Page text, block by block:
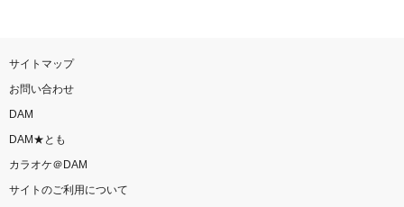
サイトマップ
お問い合わせ
DAM
DAM★とも
カラオケ＠DAM
サイトのご利用について